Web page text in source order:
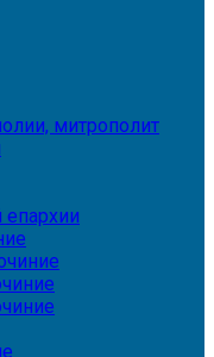
митрополит